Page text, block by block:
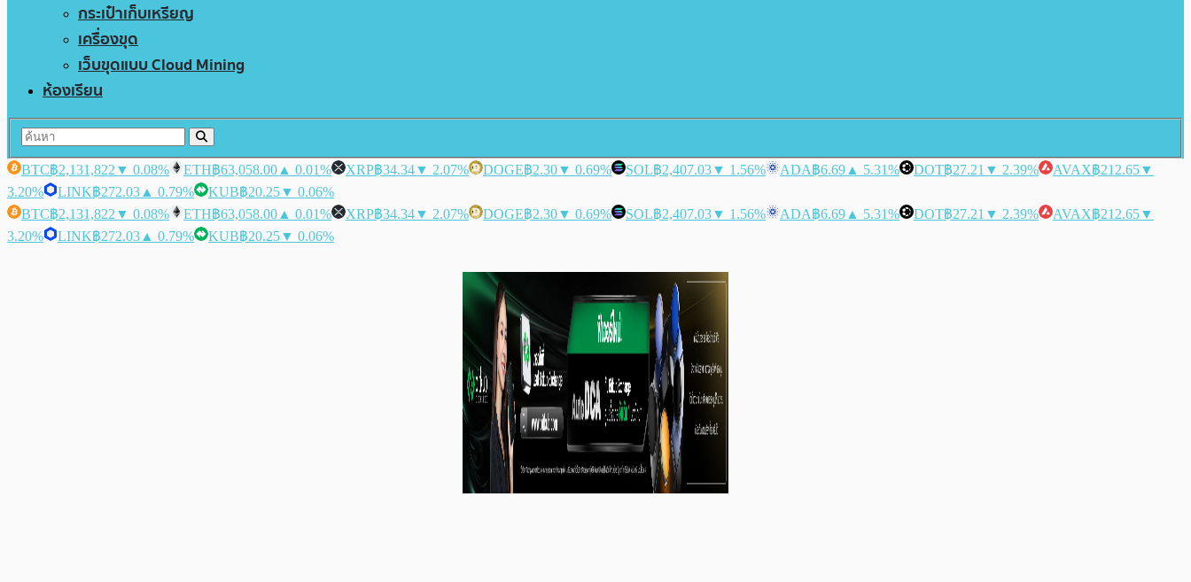
กระเป๋าเก็บเหรียญ
เครื่องขุด
เว็บขุดแบบ Cloud Mining
ห้องเรียน
BTC฿2,131,822 ▼ 0.08% ETH฿63,058.00 ▲ 0.01% XRP฿34.34▼ 2.07% DOGE฿2.30▼ 0.69% SOL฿2,407.03▼ 1.56% ADA฿6.69 ▲ 5.31% DOT฿27.21 ▼ 2.39% AVAX฿212.65▼
3.20%
LINK฿272.03 ▲ 0.79% KUB฿20.25▼ 0.06%
BTC฿2,131,822 ▼ 0.08% ETH฿63,058.00 ▲ 0.01% XRP฿34.34▼ 2.07% DOGE฿2.30▼ 0.69% SOL฿2,407.03▼ 1.56% ADA฿6.69 ▲ 5.31% DOT฿27.21 ▼ 2.39% AVAX฿212.65▼
3.20%
LINK฿272.03 ▲ 0.79% KUB฿20.25▼ 0.06%